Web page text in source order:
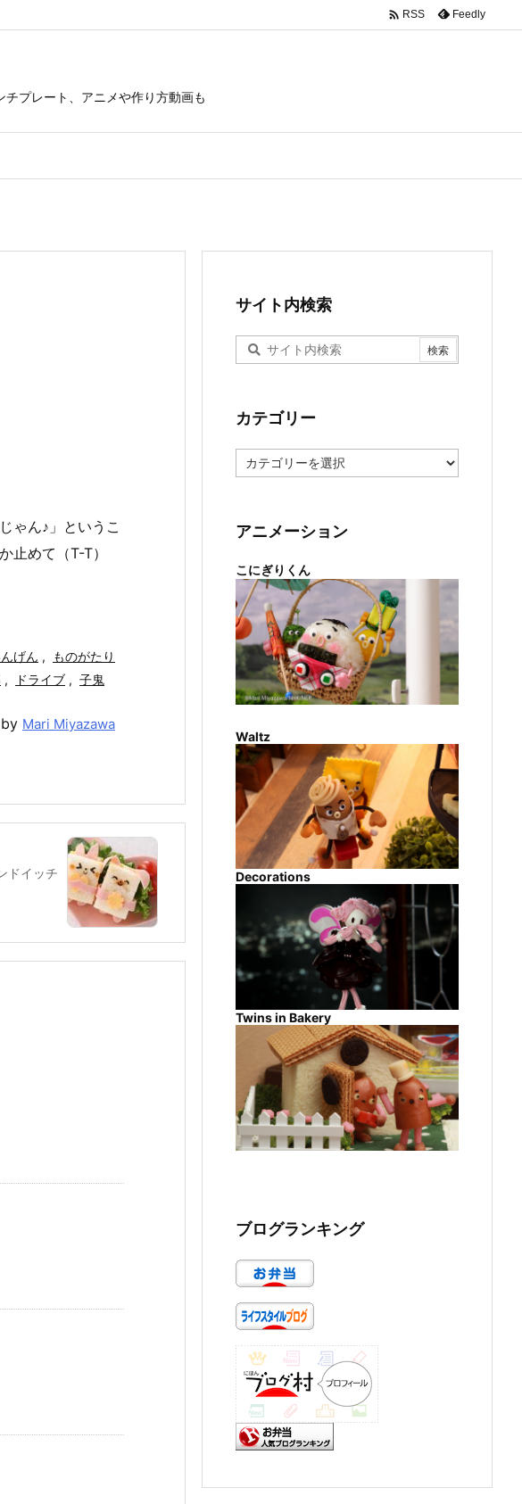
プレート、アニメや作り方動画も
 RSS Feedly
ゃん♪」というこ
止めて（T-T）
げん ,
ものがたり
, ドライブ , 子鬼
Mari Miyazawa
ドイッチ
サイト内検索
カテゴリー
テ
ー
アニメーション
こにぎりくん
Waltz
Decorations
Twins in Bakery
ブログランキング